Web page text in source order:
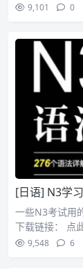
9,101 0
[日语] N3学
一些N3考试用
下载链接： 点
9,548 6